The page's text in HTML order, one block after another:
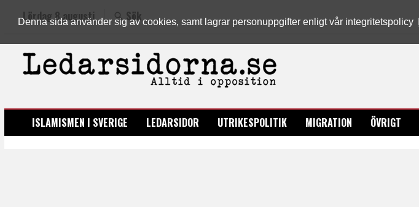
Denna sida använder sig av cookies, samt lagrar personuppgifter enligt vår integritetspolicy
Lördag 8 augusti Sök
LEDARSIDORNA.SE
ISLAMISMEN I SVERIGE LEDARSIDOR UTRIKESPOLITIK MIGRATION ÖVRIGT